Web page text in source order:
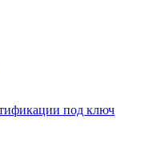
под ключ